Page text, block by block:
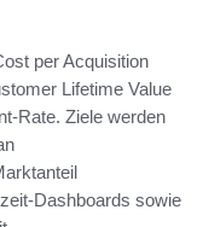
per Acquisition
Lifetime Value
Ziele werden
sowie